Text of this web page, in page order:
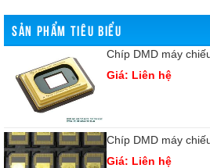
SẢN PHẨM TIÊU BIỂU
Chíp DMD máy
Giá: Liên hệ
Chíp DMD máy
Giá: Liên hệ